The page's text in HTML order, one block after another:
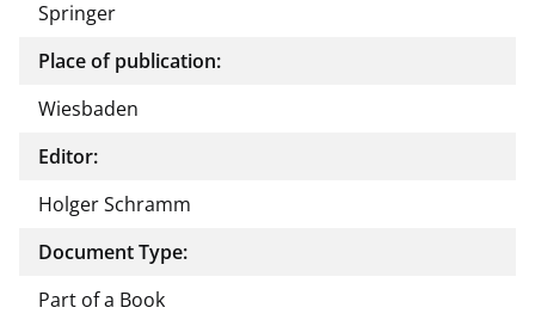
Springer
Place of publication:
Wiesbaden
Editor:
Holger Schramm
Document Type:
Part of a Book